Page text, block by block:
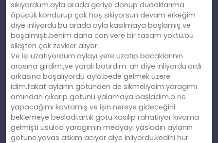
sıkıyordum.ayla arada geriye donup dudaklarıma
öpücük kondurup çok hoş sikiyorsun devam erkeğim
diye inliyordu.bu arada ayla kasılmaya başlamış ve
boşalmıştı.benim daha can vere bir tasam yoktu.bu
sikişten çok zevkler alıyor
Ve işi uzatıyordum.aylayı yere uzatıp bacaklarının
arasına girdim.,ve yaralı batırdım. ah diye inliyordu.ardı
arkasına boşalıyordu ayla.bede gelmek üzere
idim.fakat aylanın gotunden de sikmeliydim.yaragımı
amından çıkarıp gotunu yalamaya başladım.o ne
yapacağımı kavramış ve işin nereye gideceğini
beklemeye besladı.artık gotu kasılıp rahatlıyor kıvama
gelmişti usulca yaragımın medyayı yasladın aylanın
gotune.yavas askım acıyor diye inliyordu.kedini hür